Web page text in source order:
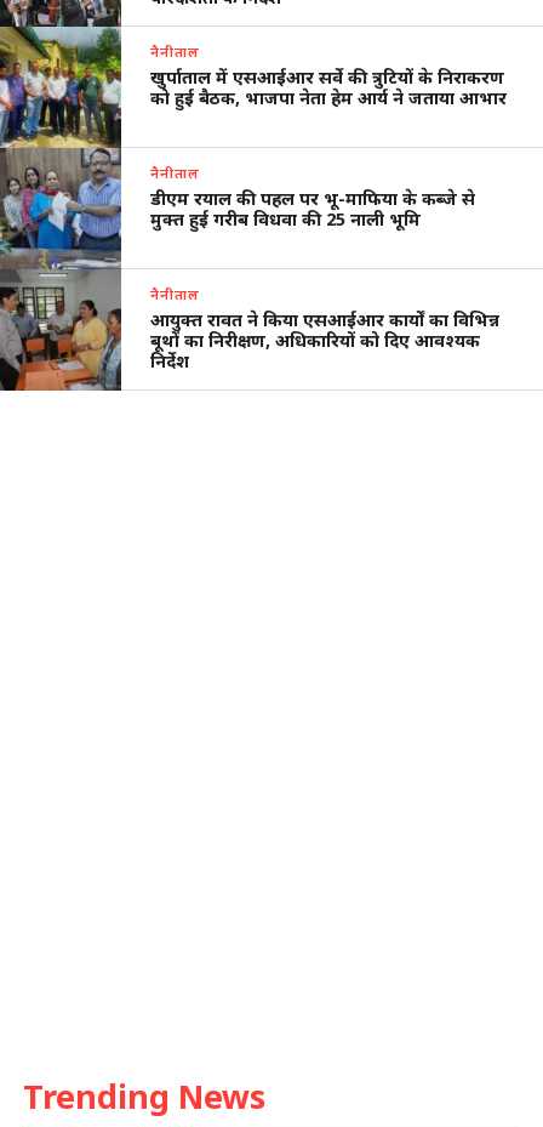
नैनीताल
खुर्पाताल में एसआईआर सर्वे की त्रुटियों के निराकरण
को हुई बैठक, भाजपा नेता हेम आर्य ने जताया आभार
नैनीताल
डीएम रयाल की पहल पर भू-माफिया के कब्जे से
मुक्त हुई गरीब विधवा की 25 नाली भूमि
नैनीताल
आयुक्त रावत ने किया एसआईआर कार्यों का विभिन्न
बूथों का निरीक्षण, अधिकारियों को दिए आवश्यक
निर्देश
Trending News